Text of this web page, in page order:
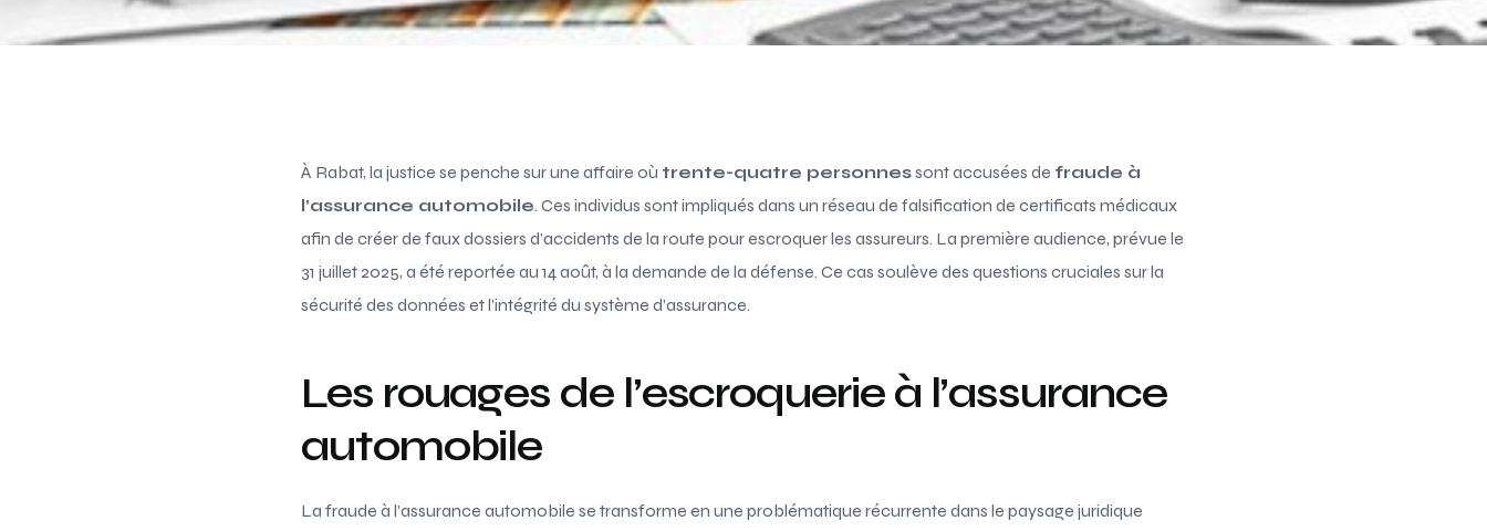
À Rabat, la justice se penche sur une affaire où trente-quatre personnessont accusées de fraude à
l’assurance automobile. Ces individus sont impliqués dans un réseau de falsification de certificats médicaux
afin de créer de faux dossiers d’accidents de la route pour escroquer les assureurs. La première audience, prévue le
31 juillet 2025, a été reportée au 14 août, à la demande de la défense. Ce cas soulève des questions cruciales sur la
sécurité des données et l’intégrité du système d’assurance.
Les rouages de l’escroquerie à l’assurance
automobile
La fraude à l’assurance automobile se transforme en une problématique récurrente dans le paysage juridique